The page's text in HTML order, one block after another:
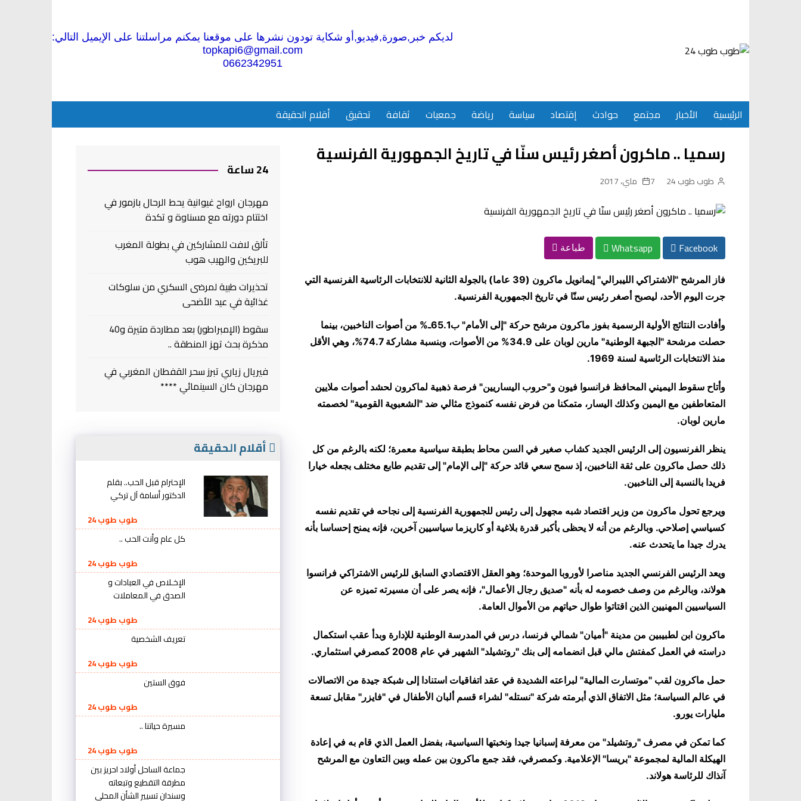
لديكم خبر,صورة,فيديو,أو شكاية تودون نشرها على موقعنا يمكنم مراسلتنا على الإيميل التالي:
topkapi6@gmail.com
0662342951
الرئيسية الأخبار مجتمع حوادث إقتصاد سياسة رياضة جمعيات ثقافة تحقيق أقلام الحقيقة
رسميا .. ماكرون أصغر رئيس سنّا في تاريخ الجمهورية الفرنسية
طوب طوب 24 7 ماي، 2017
Facebook
Whatsapp طباعة
فاز المرشح "الاشتراكي الليبرالي" إيمانويل ماكرون (39 عاما) بالجولة الثانية للانتخابات الرئاسية الفرنسية التي
جرت اليوم الأحد، ليصبح أصغر رئيس سنّا في تاريخ الجمهورية الفرنسية.
وأفادت النتائج الأولية الرسمية بفوز ماكرون مرشح حركة "إلى الأمام" ب65.1ـ% من أصوات الناخبين، بينما
حصلت مرشحة "الجبهة الوطنية" مارين لوبان على 34.9% من الأصوات، وبنسبة مشاركة 74.7%، وهي الأقل
منذ الانتخابات الرئاسية لسنة 1969.
وأتاح سقوط اليميني المحافظ فرانسوا فيون و"حروب اليساريين" فرصة ذهبية لماكرون لحشد أصوات ملايين
المتعاطفين مع اليمين وكذلك اليسار، متمكنا من فرض نفسه كنموذج مثالي ضد "الشعبوية القومية" لخصمته
مارين لوبان.
ينظر الفرنسيون إلى الرئيس الجديد كشاب صغير في السن محاط بطبقة سياسية معمرة؛ لكنه بالرغم من كل
ذلك حصل ماكرون على ثقة الناخبين، إذ سمح سعي قائد حركة "إلى الإمام" إلى تقديم طابع مختلف بجعله خيارا
فريدا بالنسبة إلى الناخبين.
ويرجع تحول ماكرون من وزير اقتصاد شبه مجهول إلى رئيس للجمهورية الفرنسية إلى نجاحه في تقديم نفسه
كسياسي إصلاحي. وبالرغم من أنه لا يحظى بأكبر قدرة بلاغية أو كاريزما سياسيين آخرين، فإنه يمنح إحساسا بأنه
يدرك جيدا ما يتحدث عنه.
ويعد الرئيس الفرنسي الجديد مناصرا لأوروبا الموحدة؛ وهو العقل الاقتصادي السابق للرئيس الاشتراكي فرانسوا
هولاند، وبالرغم من وصف خصومه له بأنه "صديق رجال الأعمال"، فإنه يصر على أن مسيرته تميزه عن
السياسيين المهنيين الذين اقتاتوا طوال حياتهم من الأموال العامة.
ماكرون ابن لطبيبين من مدينة "أميان" شمالي فرنسا، درس في المدرسة الوطنية للإدارة وبدأ عقب استكمال
دراسته في العمل كمفتش مالي قبل انضمامه إلى بنك "روتشيلد" الشهير في عام 2008 كمصرفي استثماري.
حمل ماكرون لقب "موتسارت المالية" لبراعته الشديدة في عقد اتفاقيات استنادا إلى شبكة جيدة من الاتصالات
في عالم السياسة؛ مثل الاتفاق الذي أبرمته شركة "نستله" لشراء قسم ألبان الأطفال في "فايزر" مقابل تسعة
مليارات يورو.
كما تمكن في مصرف "روتشيلد" من معرفة إسبانيا جيدا ونخبتها السياسية، بفضل العمل الذي قام به في إعادة
الهيكلة المالية لمجموعة "بريسا" الإعلامية. وكمصرفي، فقد جمع ماكرون بين عمله وبين التعاون مع المرشح
آنذاك للرئاسة هولاند.
24 ساعة
مهرجان ارواح غيوانية يحط الرحال بازمور في
اختتام دورته مع مسناوة و تكدة
تألق لافت للمشاركين في بطولة المغرب
للبريكين والهيب هوب
تحذيرات طبية لمرضى السكري من سلوكات
غذائية في عيد الأضحى
سقوط (الإمبراطور) بعد مطاردة متيرة و40
مذكرة بحث تهز المنطقة ..
فيريال زياري تبرز سحر القفطان المغربي في
مهرجان كان السينمائي ****
أقلام الحقيقة
الإحترام قبل الحب.. بقلم
الدكتور أسامة آل تركي
طوب طوب 24
كل عام وأنت الحب ..
طوب طوب 24
الإخـلاص في العبادات و
الصدق في المعاملات
طوب طوب 24
تعريف الشخصية
طوب طوب 24
فوق الستين
طوب طوب 24
مسيرة حياتنا ..
طوب طوب 24
جماعة الساحل أولاد احريز بين
مطرقة التقطيع وتبعاته
وسندان تسيير الشأن المحلي